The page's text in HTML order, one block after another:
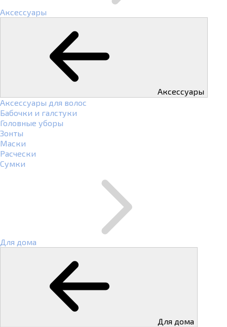
Аксессуары
Аксессуары
Аксессуары для волос
Бабочки и галстуки
Головные уборы
Зонты
Маски
Расчески
Сумки
Для дома
Для дома